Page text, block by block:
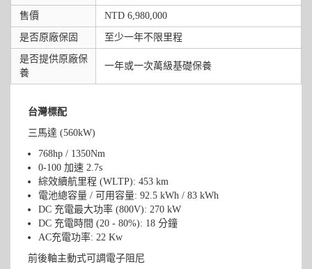
售價 NTD 6,980,000
是否原廠保固 至少一年不限里程
是否提供原廠保
養
一年或一次萬級基礎保養
台灣標配
三馬達 (560kW)
768hp / 1350Nm
0-100 加速 2.7s
綜效續航里程 (WLTP): 453 km
電池總容量 / 可用容量: 92.5 kWh / 83 kWh
DC 充電最大功率 (800V): 270 kW
DC 充電時間 (20 - 80%): 18 分鐘
AC充電功率: 22 Kw
前後軸主動式可調電子阻尼